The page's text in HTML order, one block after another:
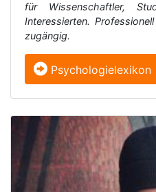
für Wissenschaftler,
Interessierten.
zugängig.
Psychologielexikon